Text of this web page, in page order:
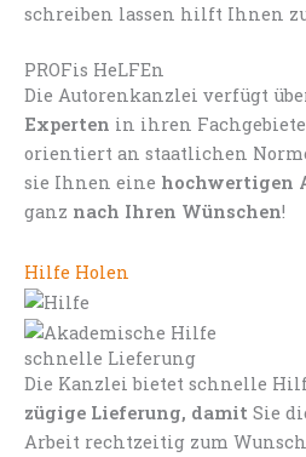
schreiben lassen hilft Ihnen
PROFis HeLFEn
Die Autorenkanzlei verfügt
Experten in ihren
orientiert an staatlichen
sie Ihnen eine hochwertigen
ganz nach Ihren Wünschen!
Hilfe Holen
schnelle Lieferung
Die Kanzlei bietet schnelle
zügige Lieferung, damit Sie
Arbeit rechtzeitig zum